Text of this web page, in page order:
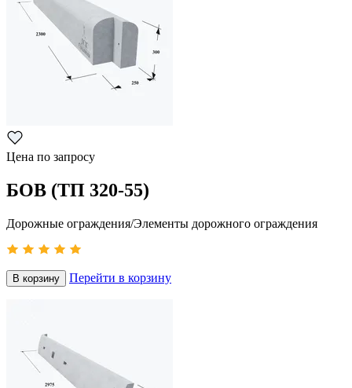
Цена по запросу
БОВ (ТП 320-55)
Дорожные ограждения/Элементы дорожного ограждения
В корзину Перейти в корзину